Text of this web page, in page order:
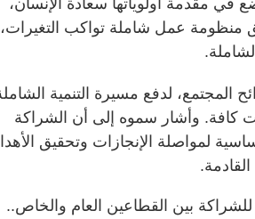
منظومة عمل شاملة تواكب التغيرات،
لدفع مسيرة التنمية
كافة. وأشار سموه إلى أن الشراكة
لمواصلة الإنجازات وتحقيق
بين القطاعين العام والخاص..